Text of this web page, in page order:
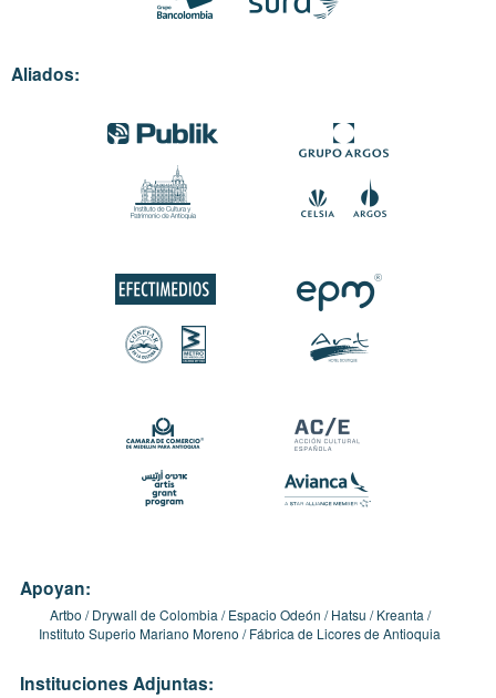
Aliados:
Apoyan:
Artbo Drywall de Colombia Espacio Odeón Hatsu
Kreanta
Instituto Superio Mariano Moreno
Fábrica de Licores de Antioquia
Instituciones Adjuntas: